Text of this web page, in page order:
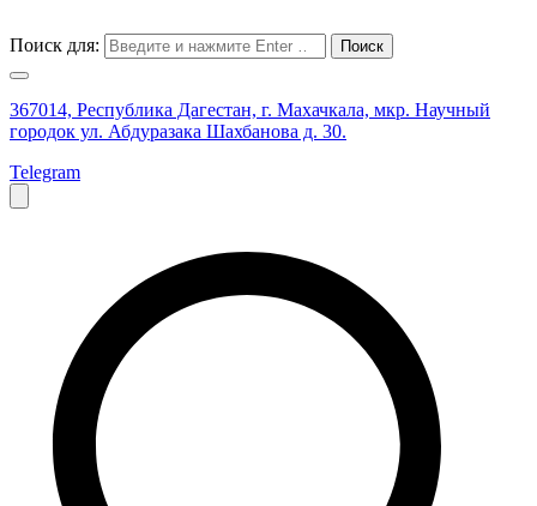
Поиск для:
367014, Республика Дагестан, г. Махачкала, мкр. Научный
городок ул. Абдуразака Шахбанова д. 30.
Telegram